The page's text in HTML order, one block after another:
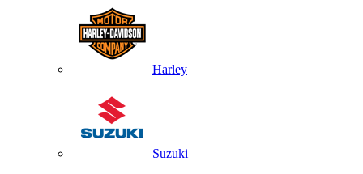
Harley
Suzuki